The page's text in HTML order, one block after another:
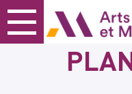
Skip
to
content
Skip
to
main
Skip
to
search
Arts et métiers